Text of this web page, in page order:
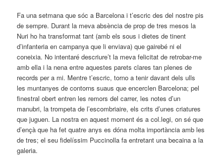
Fa una setmana que sóc a Barcelona i t’escric des del nostre pis
de sempre. Durant la meva absència de prop de tres mesos la
Nuri ho ha transformat tant (amb els sous i dietes de tinent
d’infanteria en campanya que li enviava) que gairebé ni el
coneixia. No intentaré descriure’t la meva felicitat de retrobar-me
amb ella i la nena entre aquestes parets clares tan plenes de
records per a mi. Mentre t’escric, torno a tenir davant dels ulls
les muntanyes de contorns suaus que encerclen Barcelona; pel
finestral obert entren les remors del carrer, les notes d’un
manubri, la trompeta de l’escombriaire, els crits d’unes criatures
que juguen. La nostra en aquest moment és a col.legi, on sé que
d’ençà que ha fet quatre anys es dóna molta importància amb les
de tres; el seu fidelíssim Puccinolla fa entretant una becaina a la
galeria.